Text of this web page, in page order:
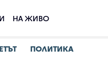
НА ЖИВО
ПОЛИТИКА